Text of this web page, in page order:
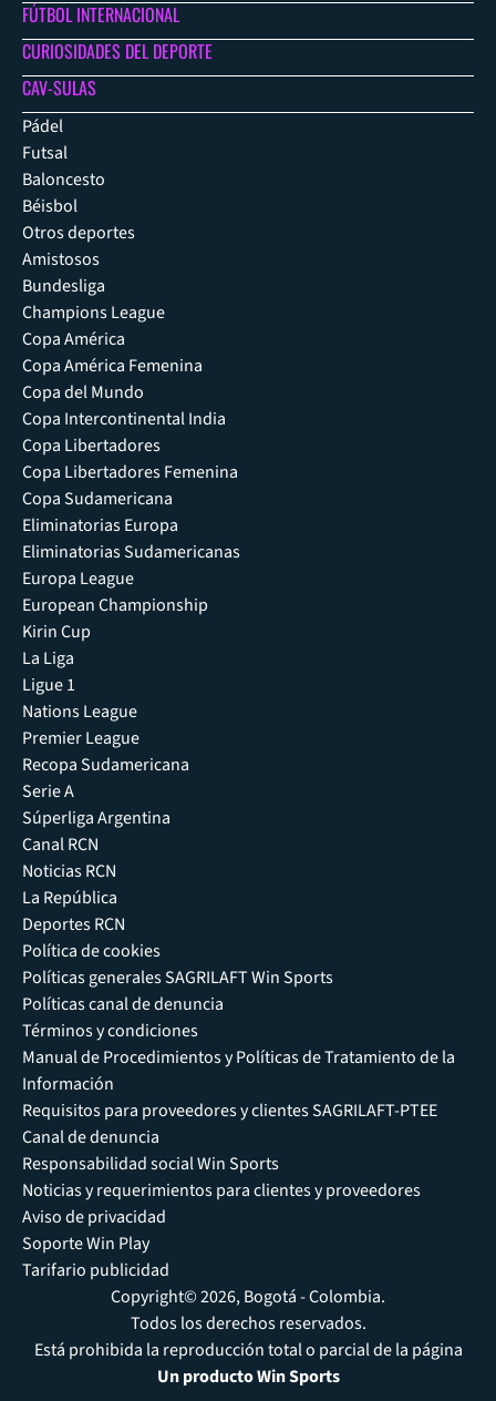
FÚTBOL INTERNACIONAL
CURIOSIDADES DEL DEPORTE
CAV-SULAS
Pádel
Futsal
Baloncesto
Béisbol
Otros deportes
Amistosos
Bundesliga
Champions League
Copa América
Copa América Femenina
Copa del Mundo
Copa Intercontinental India
Copa Libertadores
Copa Libertadores Femenina
Copa Sudamericana
Eliminatorias Europa
Eliminatorias Sudamericanas
Europa League
European Championship
Kirin Cup
La Liga
Ligue 1
Nations League
Premier League
Recopa Sudamericana
Serie A
Súperliga Argentina
Canal RCN
Noticias RCN
La República
Deportes RCN
Política de cookies
Políticas generales SAGRILAFT Win Sports
Políticas canal de denuncia
Términos y condiciones
Manual de Procedimientos y Políticas de Tratamiento de la
Información
Requisitos para proveedores y clientes SAGRILAFT-PTEE
Canal de denuncia
Responsabilidad social Win Sports
Noticias y requerimientos para clientes y proveedores
Aviso de privacidad
Soporte Win Play
Tarifario publicidad
Copyright© 2026, Bogotá - Colombia.
Todos los derechos reservados.
Está prohibida la reproducción total o parcial de la página
Un producto Win Sports